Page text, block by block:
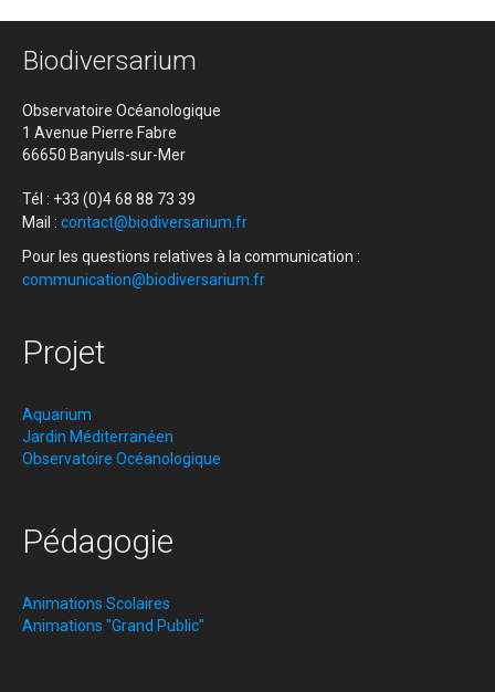
Biodiversarium
Observatoire Océanologique
1 Avenue Pierre Fabre
66650 Banyuls-sur-Mer
Tél : +33 (0)4 68 88 73 39
Mail : contact@biodiversarium.fr
Pour les questions relatives à la communication :
communication@biodiversarium.fr
Projet
Aquarium
Jardin Méditerranéen
Observatoire Océanologique
Pédagogie
Animations Scolaires
Animations "Grand Public"